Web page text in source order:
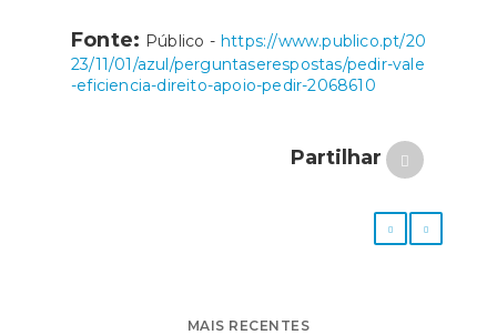
Fonte: Público - https://www.publico.pt/20
23/11/01/azul/perguntaserespostas/pedir-vale
-eficiencia-direito-apoio-pedir-2068610
Partilhar
MAIS RECENTES